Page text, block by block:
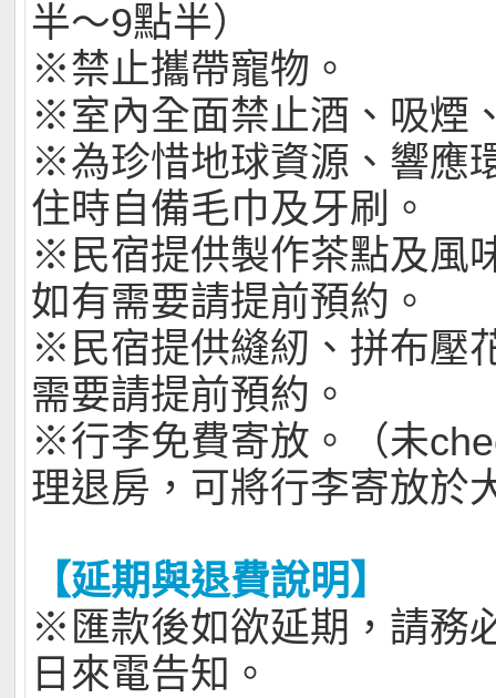
半～9點半）
※禁止攜帶寵物。
※室內全面禁止酒、吸煙
※為珍惜地球資源、響應
住時自備毛巾及牙刷。
※民宿提供製作茶點及風
如有需要請提前預約。
※民宿提供縫紉、拼布壓
需要請提前預約。
※行李免費寄放。（未
理退房，可將行李寄放於
【延期與退費說明】
※匯款後如欲延期，請務
日來電告知。